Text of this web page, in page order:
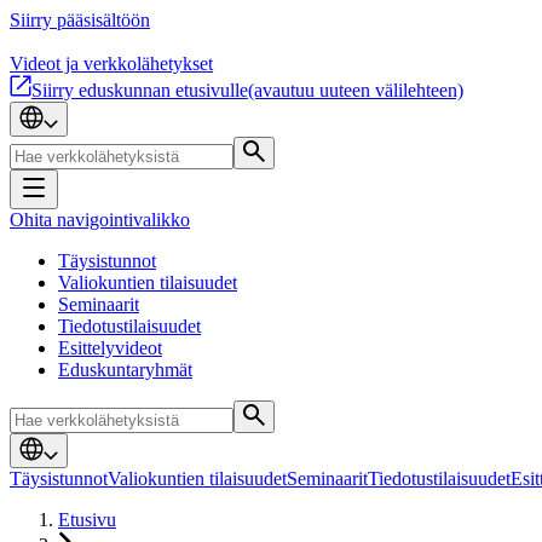
Siirry pääsisältöön
Videot ja verkkolähetykset
Siirry eduskunnan etusivulle(avautuu uuteen välilehteen)
Ohita navigointivalikko
Täysistunnot
Valiokuntien tilaisuudet
Seminaarit
Tiedotustilaisuudet
Esittelyvideot
Eduskuntaryhmät
TäysistunnotValiokuntien tilaisuudetSeminaaritTiedotustilaisuudet
Etusivu